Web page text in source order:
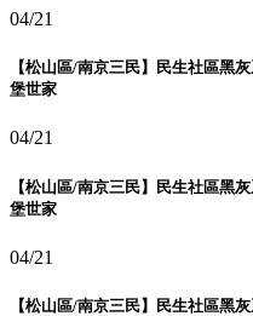
04/21
【松山區/南京三民】民生社區黑
堡世家
04/21
【松山區/南京三民】民生社區黑
堡世家
04/21
【松山區/南京三民】民生社區黑